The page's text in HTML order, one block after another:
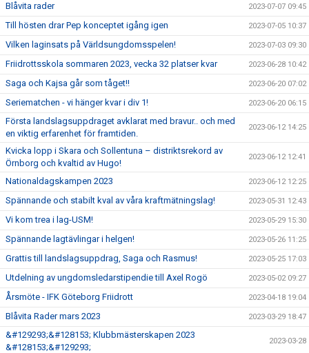
Blåvita rader 2023-07-07 09:45
Till hösten drar Pep konceptet igång igen 2023-07-05 10:37
Vilken laginsats på Världsungdomsspelen! 2023-07-03 09:30
Friidrottsskola sommaren 2023, vecka 32 platser kvar 2023-06-28 10:42
Saga och Kajsa går som tåget!! 2023-06-20 07:02
Seriematchen - vi hänger kvar i div 1! 2023-06-20 06:15
Första landslagsuppdraget avklarat med bravur.. och med
en viktig erfarenhet för framtiden.
2023-06-12 14:25
Kvicka lopp i Skara och Sollentuna – distriktsrekord av
Örnborg och kvaltid av Hugo!
2023-06-12 12:41
Nationaldagskampen 2023 2023-06-12 12:25
Spännande och stabilt kval av våra kraftmätningslag! 2023-05-31 12:43
Vi kom trea i lag-USM! 2023-05-29 15:30
Spännande lagtävlingar i helgen! 2023-05-26 11:25
Grattis till landslagsuppdrag, Saga och Rasmus! 2023-05-25 17:03
Utdelning av ungdomsledarstipendie till Axel Rogö 2023-05-02 09:27
Årsmöte - IFK Göteborg Friidrott 2023-04-18 19:04
Blåvita Rader mars 2023 2023-03-29 18:47
&#129293;&#128153; Klubbmästerskapen 2023
&#128153;&#129293;
2023-03-28